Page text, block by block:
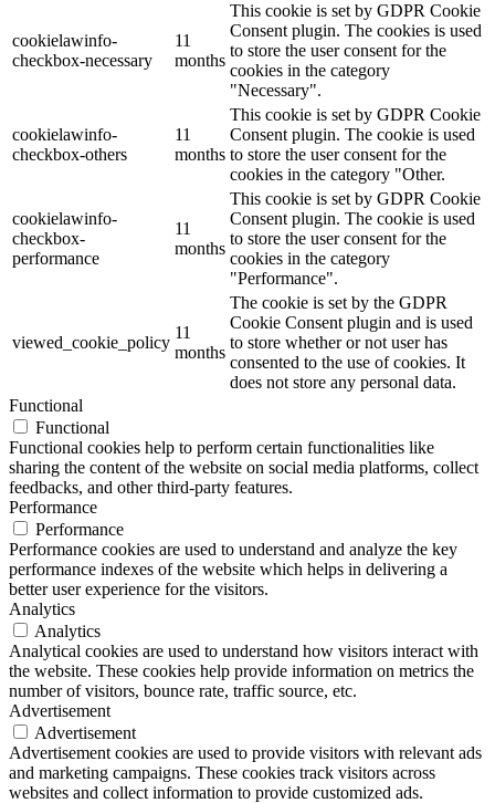
cookielawinfo-
checkbox-necessary
11
months
This cookie is set by GDPR Cookie
Consent plugin. The cookies is used
to store the user consent for the
cookies in the category
"Necessary".
cookielawinfo-
checkbox-others
11
months
This cookie is set by GDPR Cookie
Consent plugin. The cookie is used
to store the user consent for the
cookies in the category "Other.
cookielawinfo-
checkbox-
performance
11
months
This cookie is set by GDPR Cookie
Consent plugin. The cookie is used
to store the user consent for the
cookies in the category
"Performance".
viewed_cookie_policy
11
months
The cookie is set by the GDPR
Cookie Consent plugin and is used
to store whether or not user has
consented to the use of cookies. It
does not store any personal data.
Functional
Functional
Functional cookies help to perform certain functionalities like
sharing the content of the website on social media platforms, collect
feedbacks, and other third-party features.
Performance
Performance
Performance cookies are used to understand and analyze the key
performance indexes of the website which helps in delivering a
better user experience for the visitors.
Analytics
Analytics
Analytical cookies are used to understand how visitors interact with
the website. These cookies help provide information on metrics the
number of visitors, bounce rate, traffic source, etc.
Advertisement
Advertisement
Advertisement cookies are used to provide visitors with relevant ads
and marketing campaigns. These cookies track visitors across
websites and collect information to provide customized ads.